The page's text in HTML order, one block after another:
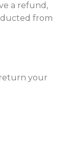
a refund,
from
your